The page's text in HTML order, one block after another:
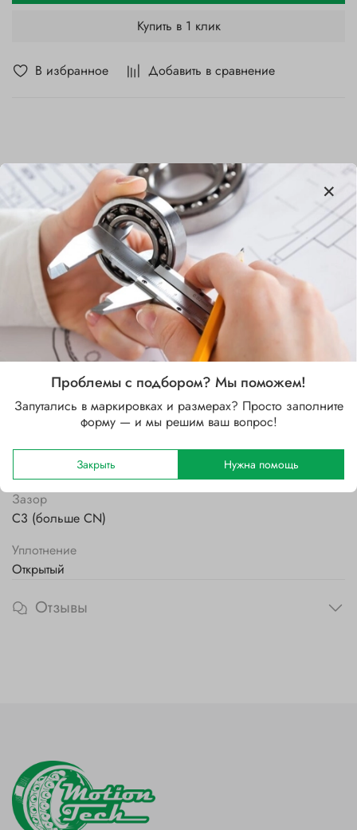
В избранное Добавить в сравнение
Купить в 1 клик
Характеристики
Бренд
Внутренний диаметр d, мм
Наружный диаметр D, мм
140
Ширина B, мм
33
Сепаратор
Зазор
C3 (больше CN)
Уплотнение
Открытый
Отзывы
Проблемы с подбором? Мы поможем!
Запутались в маркировках и размерах? Просто заполните
форму — и мы решим ваш вопрос!
Закрыть Нужна помощь